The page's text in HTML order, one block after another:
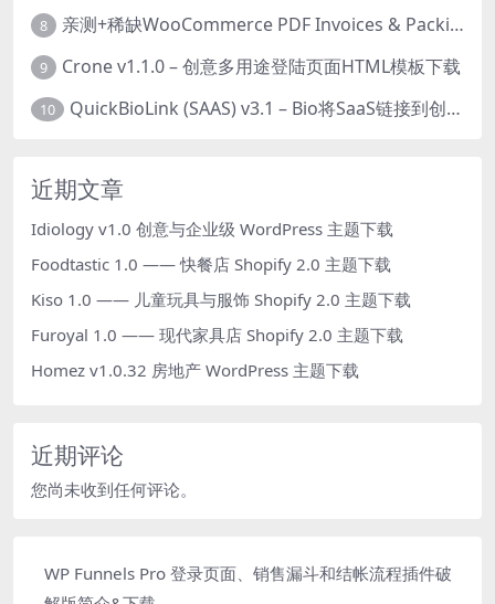
8 亲测+稀缺WooCommerce PDF Invoices & Packing Slips Professional v2.20.0 + Templates v2.25.1 [by WpOverNight] WooCommerce PDF 发票和装箱单插件下载
9 Crone v1.1.0 – 创意多用途登陆页面HTML模板下载
10 QuickBioLink (SAAS) v3.1 – Bio将SaaS链接到创作者，有影响力者和企业的SaaS PHP源码下载
近期文章
Idiology v1.0 创意与企业级 WordPress 主题下载
Foodtastic 1.0 —— 快餐店 Shopify 2.0 主题下载
Kiso 1.0 —— 儿童玩具与服饰 Shopify 2.0 主题下载
Furoyal 1.0 —— 现代家具店 Shopify 2.0 主题下载
Homez v1.0.32 房地产 WordPress 主题下载
近期评论
您尚未收到任何评论。
WP Funnels Pro 登录页面、销售漏斗和结帐流程插件破